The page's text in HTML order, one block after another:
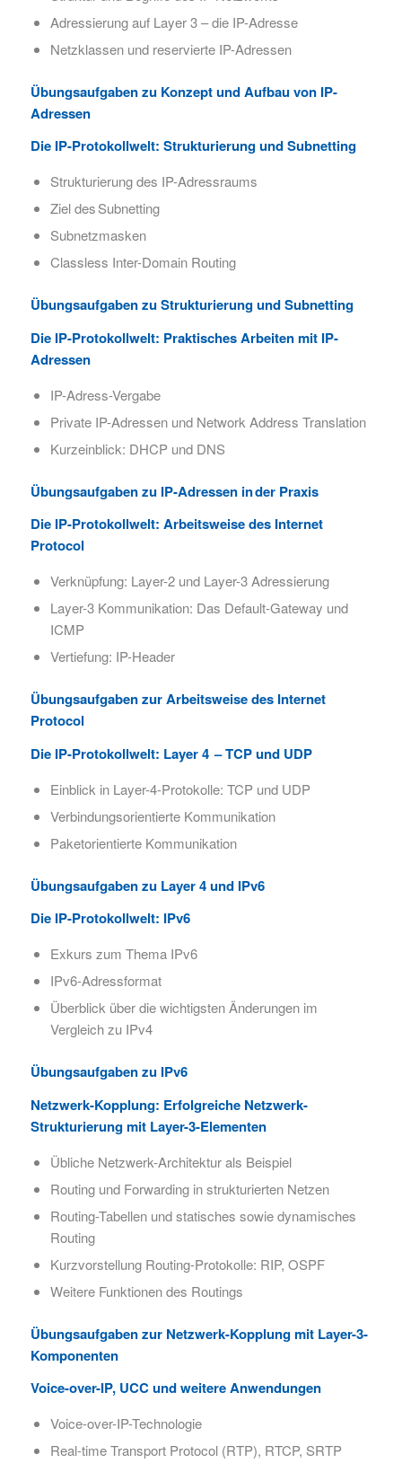
Adressierung auf Layer 3 – die IP-Adresse
Netzklassen und reservierte IP-Adressen
Übungsaufgaben zu Konzept und Aufbau von IP-
Adressen
Die IP-Protokollwelt:​ Strukturierung und Subnetting
Strukturierung des IP-Adressraums
Ziel des Subnetting​
Subnetzmasken
Classless Inter-Domain Routing
Übungsaufgaben zu Strukturierung und Subnetting
Die IP-Protokollwelt:​ Praktisches Arbeiten mit IP-
Adressen
IP-Adress-Vergabe
Private IP-Adressen und Network Address Translation
Kurzeinblick: DHCP und DNS
Übungsaufgaben zu IP-Adressen in der Praxis
Die IP-Protokollwelt:​ Arbeitsweise des Internet
Protocol
Verknüpfung: Layer-2 und Layer-3 Adressierung
Layer-3 Kommunikation: Das Default-Gateway und
ICMP
Vertiefung: IP-Header
Übungsaufgaben zur Arbeitsweise des Internet
Protocol
Die IP-Protokollwelt:​ Layer 4 – TCP und UDP
Einblick in Layer-4-Protokolle: TCP und UDP
Verbindungsorientierte Kommunikation
Paketorientierte Kommunikation
Übungsaufgaben zu Layer 4 und IPv6
Die IP-Protokollwelt:​ IPv6
Exkurs zum Thema IPv6
IPv6-Adressformat
Überblick über die wichtigsten Änderungen im
Vergleich zu IPv4
Übungsaufgaben zu IPv6
Netzwerk-Kopplung:​ Erfolgreiche Netzwerk-
Strukturierung mit Layer-3-Elementen​
Übliche Netzwerk-Architektur als Beispiel
Routing und Forwarding in strukturierten Netzen
Routing-Tabellen und statisches sowie dynamisches
Routing
Kurzvorstellung Routing-Protokolle: RIP, OSPF
Weitere Funktionen des Routings
Übungsaufgaben zur Netzwerk-Kopplung ​mit Layer-3-
Komponenten​
Voice-over-IP, UCC und weitere Anwendungen
Voice-over-IP-Technologie​
Real-time Transport Protocol (RTP), RTCP, SRTP